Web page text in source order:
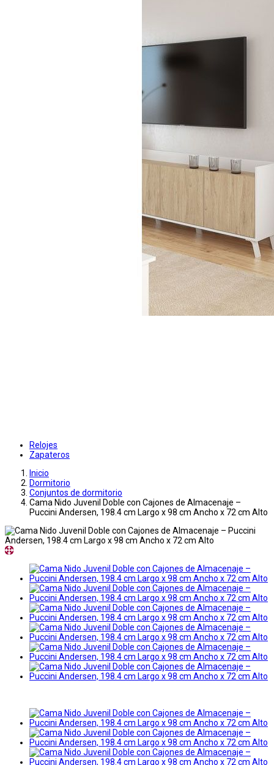
Relojes
Zapateros
Inicio
Dormitorio
Conjuntos de dormitorio
Cama Nido Juvenil Doble con Cajones de Almacenaje –
Puccini Andersen, 198.4 cm Largo x 98 cm Ancho x 72 cm Alto